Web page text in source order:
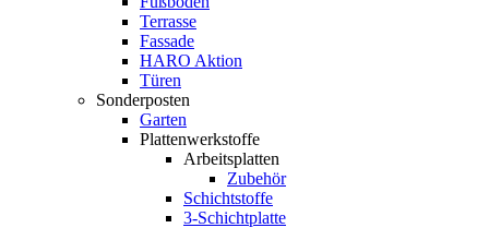
Terrasse
Fassade
HARO Aktion
Türen
Sonderposten
Garten
Plattenwerkstoffe
Arbeitsplatten
Zubehör
Schichtstoffe
3-Schichtplatte